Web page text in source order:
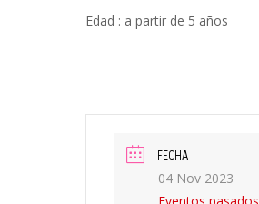
Edad : a partir de 5 años
FECHA
04 Nov 2023